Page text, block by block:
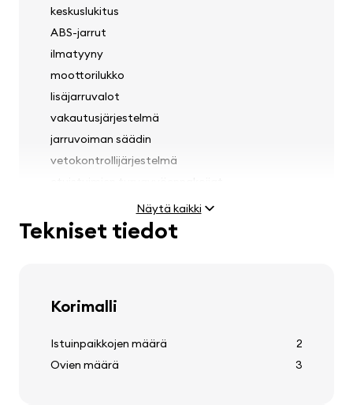
keskuslukitus
ABS-jarrut
ilmatyyny
moottorilukko
lisäjarruvalot
vakautusjärjestelmä
jarruvoiman säädin
vetokontrollijärjestelmä
ajovalojen korkeuden säätö
Näytä kaikki
Tekniset tiedot
Korimalli
Istuinpaikkojen määrä
2
Ovien määrä
3